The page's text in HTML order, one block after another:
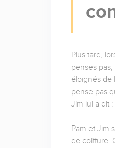
Plus tard,
penses
éloignés de
pense pas
Jim lui a dit
Pam et Jim
de coiffure.